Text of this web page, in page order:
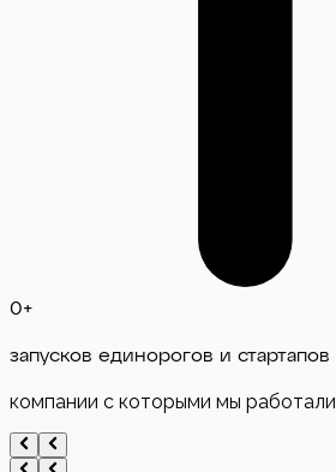
0+
запусков единорогов и стартапов
компании с которыми мы работали